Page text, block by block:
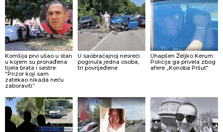
Komšija prvi ušao u stan
u kojem su pronađena
tijela brata i sestre:
“Prizor koji sam
zatekao nikada neću
zaboraviti”
U saobraćajnoj nesreći
poginula jedna osoba,
tri povrijeđene
Uhapšen Željko Kerum:
Policija ga privela zbog
afere „Konoba Pršut“